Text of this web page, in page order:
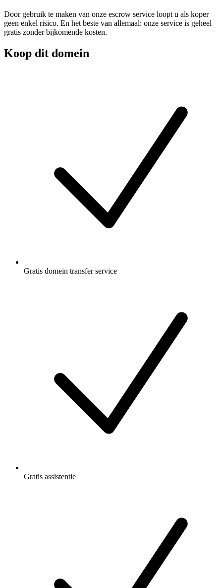
Door gebruik te maken van onze escrow service loopt u als koper
geen enkel risico. En het beste van allemaal: onze service is geheel
gratis zonder bijkomende kosten.
Koop dit domein
Gratis domein transfer service
Gratis assistentie